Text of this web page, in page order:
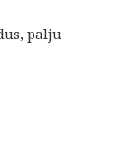
palju